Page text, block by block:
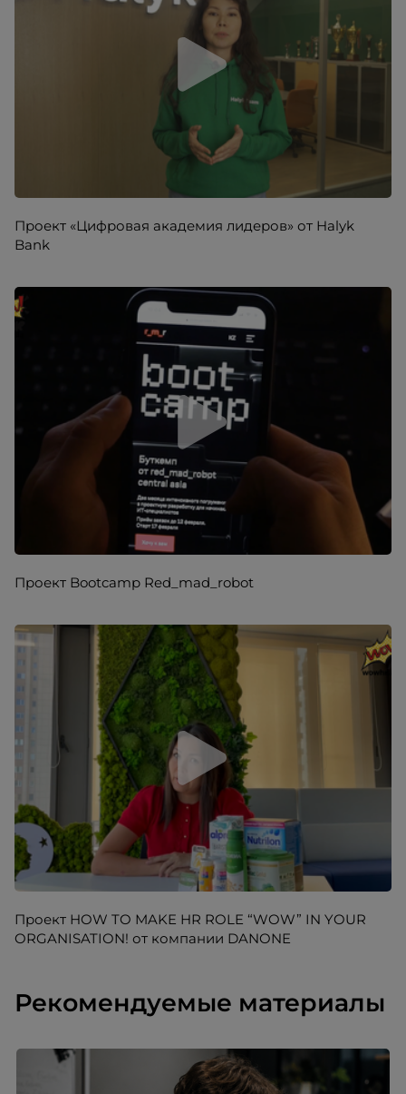
Проект «Цифровая академия лидеров» от Halyk
Bank
Проект Bootcamp Red_mad_robot
Проект HOW TO MAKE HR ROLE “WOW” IN YOUR
ORGANISATION! от компании DANONE
Рекомендуемые материалы